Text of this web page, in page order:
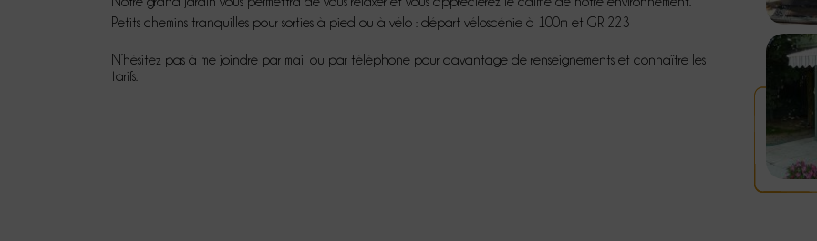
Petits chemins tranquilles pour sorties à pied ou à vélo : départ véloscénie à 100m et GR 223
N’hésitez pas à me joindre par mail ou par téléphone pour davantage de renseignements et connaître les
tarifs.